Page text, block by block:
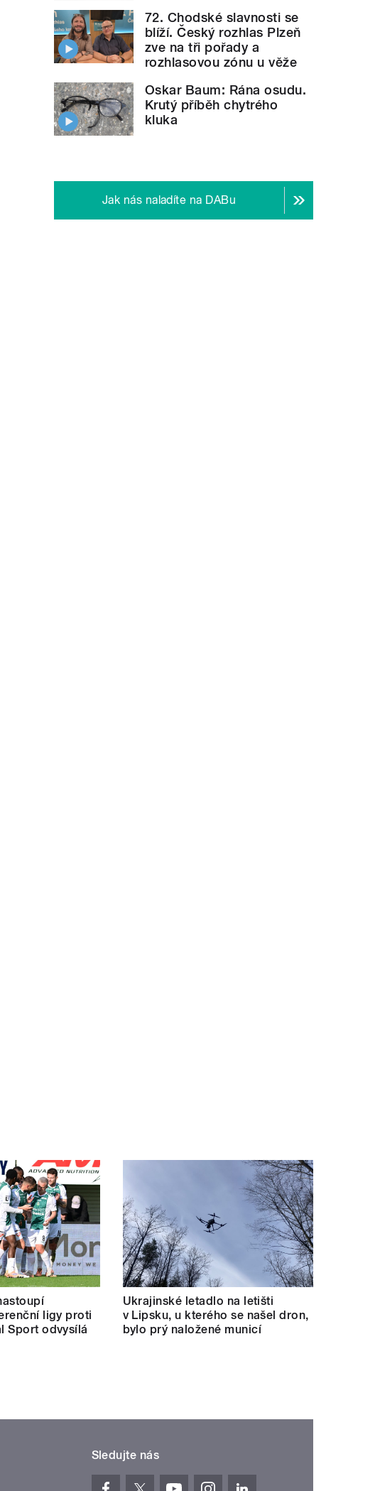
72. Chodské slavnosti se
blíží. Český rozhlas Plzeň
zve na tři pořady a
rozhlasovou zónu u věže
Oskar Baum: Rána osudu.
Krutý příběh chytrého
kluka
Jak nás naladíte na DABu
ligy proti
Sport odvysílá
Ukrajinské letadlo na letišti
v Lipsku, u kterého se našel dron,
bylo prý naložené municí
Sledujte nás